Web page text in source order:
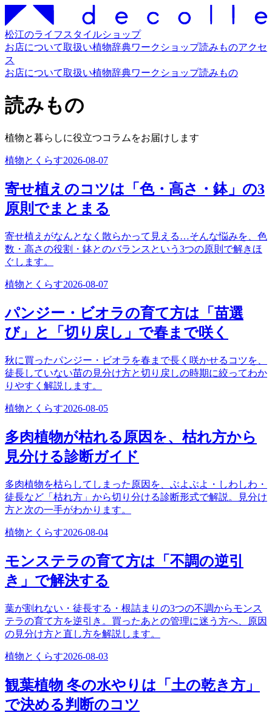
松江のライフスタイルショップ
お店について取扱い植物辞典ワークショップ読みものアクセ
ス
お店について取扱い植物辞典ワークショップ読みもの
読みもの
植物と暮らしに役立つコラムをお届けします
植物とくらす2026-08-07
寄せ植えのコツは「色・高さ・鉢」の3
原則でまとまる
寄せ植えがなんとなく散らかって見える…そんな悩みを、色
数・高さの役割・鉢とのバランスという3つの原則で解きほ
ぐします。
植物とくらす2026-08-07
パンジー・ビオラの育て方は「苗選
び」と「切り戻し」で春まで咲く
秋に買ったパンジー・ビオラを春まで長く咲かせるコツを、
徒長していない苗の見分け方と切り戻しの時期に絞ってわか
りやすく解説します。
植物とくらす2026-08-05
多肉植物が枯れる原因を、枯れ方から
見分ける診断ガイド
多肉植物を枯らしてしまった原因を、ぶよぶよ・しわしわ・
徒長など「枯れ方」から切り分ける診断形式で解説。見分け
方と次の一手がわかります。
植物とくらす2026-08-04
モンステラの育て方は「不調の逆引
き」で解決する
葉が割れない・徒長する・根詰まりの3つの不調からモンス
テラの育て方を逆引き。買ったあとの管理に迷う方へ、原因
の見分け方と直し方を解説します。
植物とくらす2026-08-03
観葉植物 冬の水やりは「土の乾き方」
で決める判断のコツ